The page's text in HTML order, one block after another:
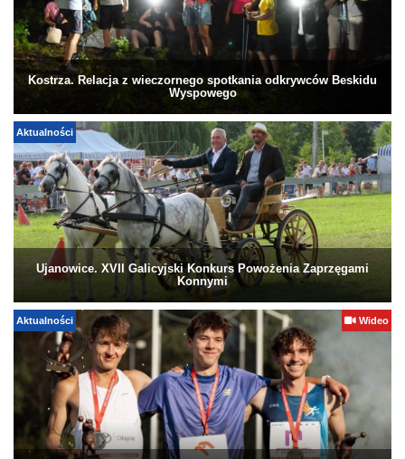
Kostrza. Relacja z wieczornego spotkania odkrywców Beskidu
Wyspowego
Aktualności
Ujanowice. XVII Galicyjski Konkurs Powożenia Zaprzęgami
Konnymi
Aktualności Wideo